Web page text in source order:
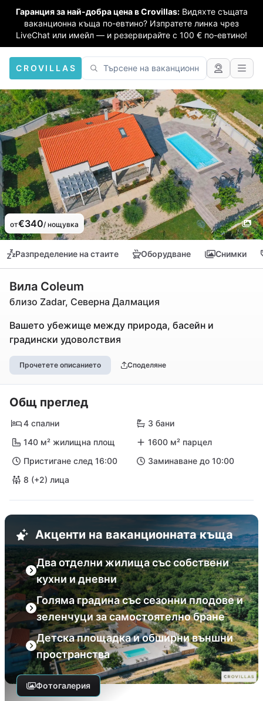
Гаранция за най-добра цена в Crovillas: Видяхте същата
ваканционна къща по-евтино? Изпратете линка чрез
LiveChat или имейл — и резервирайте с 100 € по-евтино!
CROVILLAS
от€340/ нощувка
Разпределение на стаите Оборудване Снимки
Вила Coleum
близо Zadar, Северна Далмация
Вашето убежище между природа, басейн и
градински удоволствия
Прочетете описанието Споделяне
Общ преглед
4 спални
3 бани
140 м² жилищна площ
1600 м² парцел
Пристигане след 16:00
Заминаване до 10:00
8 (+2) лица
Акценти на ваканционната къща
Два отделни жилища със собствени
кухни и дневни
Голяма градина със сезонни плодове и
зеленчуци за самостоятелно бране
Детска площадка и обширни външни
пространства
Фотогалерия